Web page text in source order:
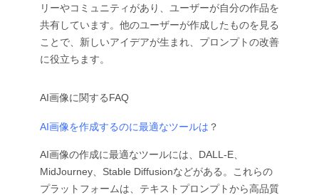
リーやコミュニティがあり、ユーザーが自分の作品を
共有しています。他のユーザーが作成したものを見る
ことで、新しいアイデアが生まれ、プロンプトの改善
に役立ちます。
AI画像に関するFAQ
AI画像を作成するのに最適なツールは ？
AI画像の作成に最適なツールには、DALL-E、
MidJourney、Stable Diffusionなどがある。これらの
プラットフォームは、テキストプロンプトから高品質